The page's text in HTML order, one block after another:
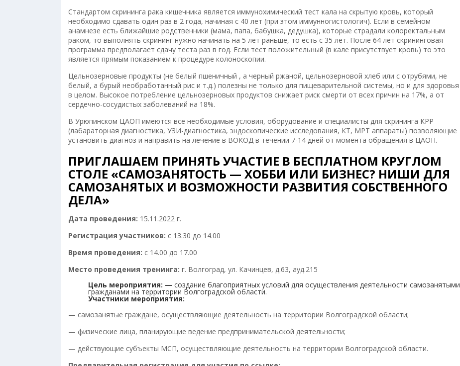
Стандартом скрининга рака кишечника является иммунохимический тест кала на скрытую кровь, который
необходимо сдавать один раз в 2 года, начиная с 40 лет (при этом иммунногистологич). Если в семейном
анамнезе есть ближайшие родственники (мама, папа, бабушка, дедушка), которые страдали колоректальным
раком, то выполнять скрининг нужно начинать на 5 лет раньше, то есть с 35 лет. После 64 лет скрининговая
программа предполагает сдачу теста раз в год. Если тест положительный (в кале присутствует кровь) то это
является прямым показанием к процедуре колоноскопии.
Цельнозерновые продукты (не белый пшеничный , а черный ржаной, цельнозерновой хлеб или с отрубями, не
белый, а бурый необработанный рис и т.д.) полезны не только для пищеварительной системы, но и для здоровья
в целом. Высокое потребление цельнозерновых продуктов снижает риск смерти от всех причин на 17%, а от
сердечно-сосудистых заболеваний на 18%.
В Урюпинском ЦАОП имеются все необходимые условия, оборудование и специалисты для скрининга КРР
(лабараторная диагностика, УЗИ-диагностика, эндоскопические исследования, КТ, МРТ аппараты) позволяющие
установить диагноз и направить на лечение в ВОКОД в течении 7-14 дней от момента обращения в ЦАОП.
ПРИГЛАШАЕМ ПРИНЯТЬ УЧАСТИЕ В БЕСПЛАТНОМ КРУГЛОМ
СТОЛЕ «САМОЗАНЯТОСТЬ — ХОББИ ИЛИ БИЗНЕС? НИШИ ДЛЯ
САМОЗАНЯТЫХ И ВОЗМОЖНОСТИ РАЗВИТИЯ СОБСТВЕННОГО
ДЕЛА»
Дата проведения: 15.11.2022 г.
Регистрация участников: с 13.30 до 14.00
Время проведения: с 14.00 до 17.00
Место проведения тренинга: г. Волгоград, ул. Качинцев, д.63, ауд.215
Цель мероприятия: — создание благоприятных условий для осуществления деятельности самозанятыми
гражданами на территории Волгоградской области.
Участники мероприятия:
— самозанятые граждане, осуществляющие деятельность на территории Волгоградской области;
— физические лица, планирующие ведение предпринимательской деятельности;
— действующие субъекты МСП, осуществляющие деятельность на территории Волгоградской области.